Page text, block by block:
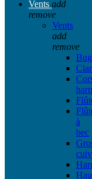
Vents add
remove
Vents
add
remove
à
bec